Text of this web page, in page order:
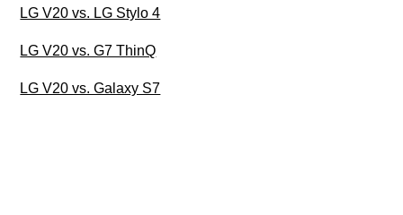
LG V20 vs. LG Stylo 4
LG V20 vs. G7 ThinQ
LG V20 vs. Galaxy S7